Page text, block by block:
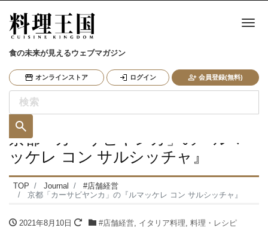
食の未来が見えるウェブマガジン
オンラインストア ログイン 会員登録(無料)
ナ
京都「カーサビヤンカ」の『ルマ
ッケレ コン サルシッチャ』
TOP Journal
#店舗経営
京都「カーサビヤンカ」の『ルマッケレ コン サルシッチャ』
2021年8月10日 #店舗経営, イタリア料理, 料理・レシピ